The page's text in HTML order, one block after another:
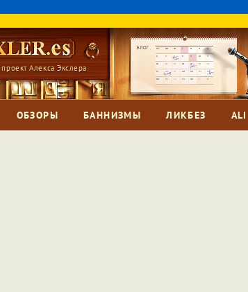
Алекса Экслера
ОБЗОРЫ БАННИЗМЫ ЛИКБЕЗ ALI